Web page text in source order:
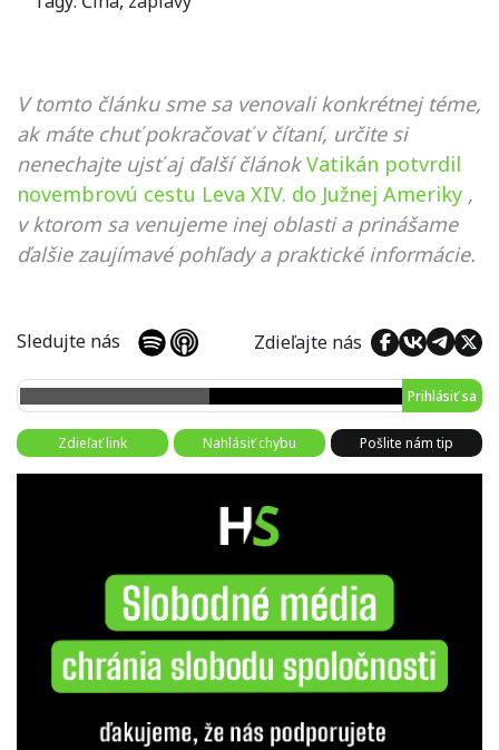
V tomto článku sme sa venovali konkrétnej téme,
ak máte chuť pokračovať v čítaní, určite si
nenechajte ujsť aj ďalší článok Vatikán potvrdil
novembrovú cestu Leva XIV. do Južnej Ameriky ,
v ktorom sa venujeme inej oblasti a prinášame
ďalšie zaujímavé pohľady a praktické informácie.
Sledujte nás Zdieľajte nás
Prihlásiť sa
Zdieľať link Nahlásiť chybu Pošlite nám tip